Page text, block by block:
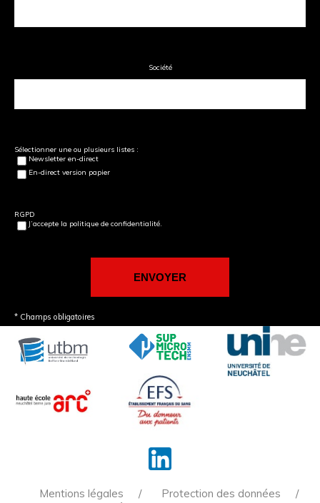
Société
Sélectionner une ou plusieurs listes :
Newsletter en-direct
En-direct version papier
RGPD
J’accepte la politique de confidentialité.
* Champs obligatoires
Mentions légales
Protection des données